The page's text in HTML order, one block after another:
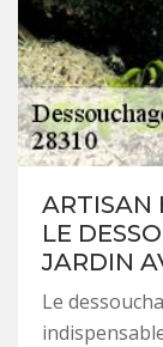
ARTISAN
LE
JARDIN
Le